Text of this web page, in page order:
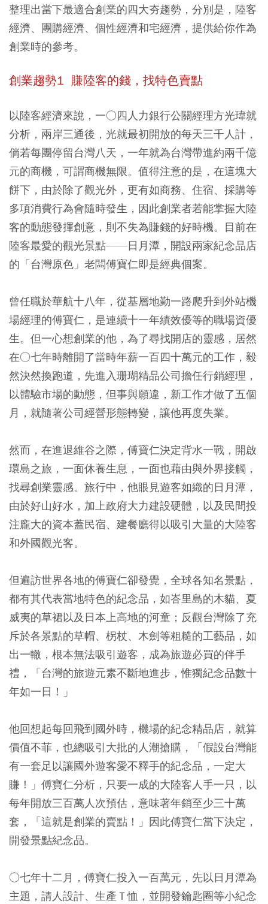
整理出當下最適合創業的四大夯趨勢，分別是，陸客
經濟、團購經濟、個性經濟和宅經濟，提供給你作為
創業時的參考。
創業趨勢1 賺陸客的錢，找特色賣點
以陸客經濟來說，一○四人力銀行公關經理方光瑋就
分析，兩岸三通後，光就最初開放的每天三千人計，
倘若每團停留台灣八天，一年就為台灣帶進約兩千億
元的商機，可謂商機無限。值得注意的是，在這塊大
餅下，由於除了觀光外，更有如商務、住宿、採購等
多項消費行為會隨時發生，因此創業者若能掌握大陸
客的動態發揮創意，則不失為賺錢的好時機。目前在
陸客最愛的觀光景點——日月潭，開設兩家紀念品店
的「台灣原色」老闆傅寶仁即是經典個案。
曾任職於華航十八年，從基層地勤一路爬升到外站機
場經理的傅寶仁，是連續十一年績效優等的職場資優
生。但一心想創業的他，為了尋找開店的靈感，居然
在○七年時離開了當時年薪一百四十萬元的工作，毅
然決然換跑道，先進入珊瑚精品公司擔任行銷經理，
以體驗市場的動態，但事與願違，新工作才做了五個
月，就隨著公司經營形態轉變，讓他再度失業。
然而，在進退維谷之際，傅寶仁決定背水一戰，開啟
環島之旅，一面休養生息，一面也藉由與外界接觸，
找尋創業靈感。旅行中，他眼見遊客如織的日月潭，
由於好山好水，加上政府大力建設硬體，以及民間投
注龐大的資本蓋民宿、建餐廳得以吸引大量的大陸客
和外國觀光客。
但遍訪世界各地的傅寶仁卻發覺，全球各知名景點，
都有其代表當地特色的紀念品，如峇里島的木貓、夏
威夷的草裙以及日本上高地的河童；反觀台灣除了充
斥於各景點的草帽、柺杖、木劍等粗糙的工藝品，如
出一轍，根本無法吸引遊客，成為旅遊必買的伴手
禮，「台灣的旅遊元素不斷地進步，惟獨紀念品數十
年如一日！」
他回想起每回飛到國外時，機場的紀念精品店，就算
價值不菲，也總吸引大批的人潮搶購，「假設台灣能
有一套足以讓國外遊客愛不釋手的紀念品，一定大
賺！」傅寶仁分析，只要一成的大陸客人手一只，以
每年開放三百萬人次預估，意味著年銷至少三十萬
套，「這就是創業的賣點！」因此傅寶仁當下決定，
開發景點紀念品。
○七年十二月，傅寶仁投入一百萬元，先以日月潭為
主題，請人設計、生產Ｔ恤，並開發鑰匙圈等小紀念